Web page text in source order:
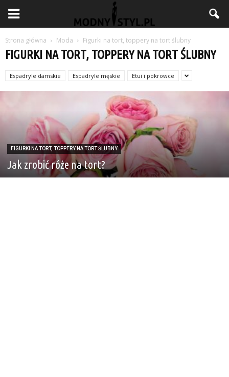
Strona główna Moda Figurki na tort, toppery na tort ślubny
FIGURKI NA TORT, TOPPERY NA TORT ŚLUBNY
Espadryle damskie Espadryle męskie Etui i pokrowce
FIGURKI NA TORT, TOPPERY NA TORT ŚLUBNY
Jak zrobić róże na tort?